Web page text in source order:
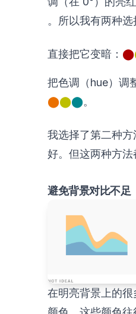
。所以我有两种选
直接把它变暗： ⬤
把色调（hue）调
⬤⬤⬤。
我选择了第二种
好。但这两种方法
避免背景对比不足
在明亮背景上的